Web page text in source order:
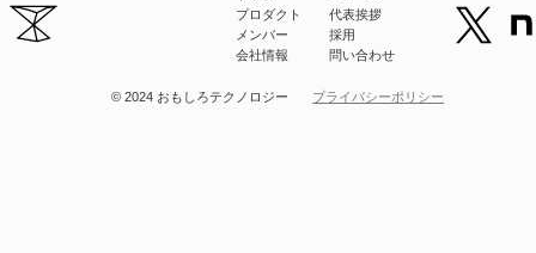
プロダクト
代表挨拶
メンバー
採用
会社情報
問い合わせ
© 2024 おもしろテクノロジー プライバシーポリシー